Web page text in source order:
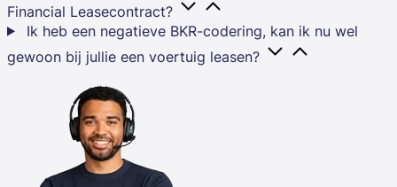
Financial Leasecontract?
Ik heb een negatieve BKR-codering, kan ik nu wel
gewoon bij jullie een voertuig leasen?